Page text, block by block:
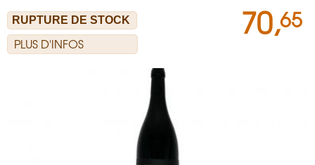
PLUS D'INFOS
70,65